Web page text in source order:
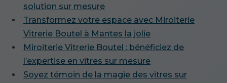
solution sur mesure
Transformez votre espace avec Miroiterie
Vitrerie Boutel à Mantes la jolie
Miroiterie Vitrerie Boutel : bénéficiez de
l’expertise en vitres sur mesure
Soyez témoin de la magie des vitres sur